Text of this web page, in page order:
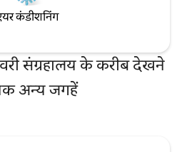
कंडीशनिंग
संग्रहालय के करीब देखने
अन्य जगहें